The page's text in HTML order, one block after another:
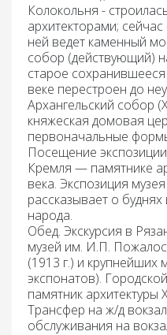
Колокольня -
архитекторами;
ней ведет каменный
собор (действующий)
старое
веке перестроен до
Архангельский собор
княжеская домовая
первоначальные
Посещение
Кремля — памятнике
века. Экспозиция
рассказывает о буднях
народа.
Обед. Экскурсия в
музей им. И.П.
(1913 г.) и крупнейших
экспонатов).
памятник архитектуры
Трансфер на ж/д
обслуживания на